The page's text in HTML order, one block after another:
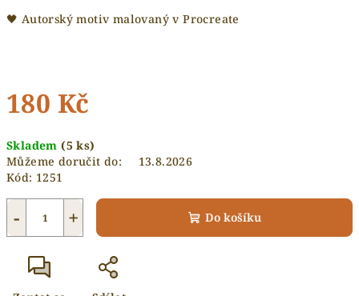
🖤 Autorský motiv malovaný v Procreate
180 Kč
cena:
Skladem(5 ks)
Můžeme doručit do:
13.8.2026
Kód: 1251
+
− Do košíku